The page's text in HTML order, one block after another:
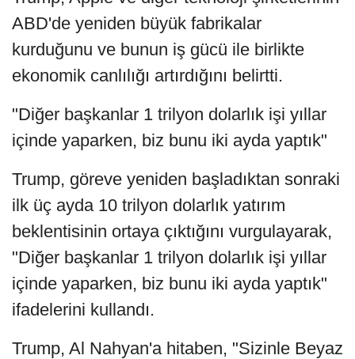
ABD'de yeniden büyük fabrikalar
kurduğunu ve bunun iş gücü ile birlikte
ekonomik canlılığı artırdığını belirtti.
"Diğer başkanlar 1 trilyon dolarlık işi yıllar
içinde yaparken, biz bunu iki ayda yaptık"
Trump, göreve yeniden başladıktan sonraki
ilk üç ayda 10 trilyon dolarlık yatırım
beklentisinin ortaya çıktığını vurgulayarak,
"Diğer başkanlar 1 trilyon dolarlık işi yıllar
içinde yaparken, biz bunu iki ayda yaptık"
ifadelerini kullandı.
Trump, Al Nahyan'a hitaben, "Sizinle Beyaz